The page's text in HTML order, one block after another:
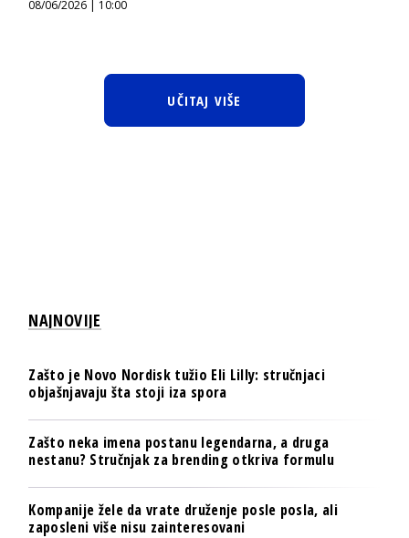
08/06/2026 | 10:00
UČITAJ VIŠE
NAJNOVIJE
Zašto je Novo Nordisk tužio Eli Lilly: stručnjaci
objašnjavaju šta stoji iza spora
Zašto neka imena postanu legendarna, a druga
nestanu? Stručnjak za brending otkriva formulu
Kompanije žele da vrate druženje posle posla, ali
zaposleni više nisu zainteresovani